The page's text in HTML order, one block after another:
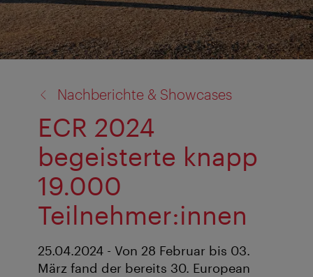
Nachberichte & Showcases
ECR 2024
begeisterte knapp
19.000
Teilnehmer:innen
25.04.2024 - Von 28 Februar bis 03.
März fand der bereits 30. European